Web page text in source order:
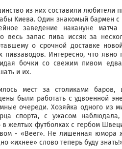
из них составили любители
Киева. Один знакомый бармен
заведение накануне
весь запас пива иссяк за
о срочной доставке
пивзаводов. Интересно, что
бочки со свежим пивом
и их.
мест за столиками баров,
были работать с удвоенной
очереди. Хозяйка одного из
спорта, с ужасом
в желтых футболках с гербом
- «Beer». Не лишенная юмора
«ихнее» слово теперь буду